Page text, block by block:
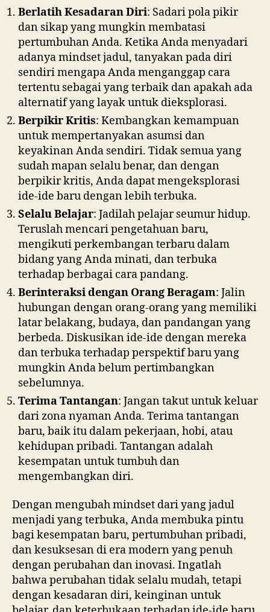
Berlatih Kesadaran Diri: Sadari pola pikir
dan sikap yang mungkin membatasi
pertumbuhan Anda. Ketika Anda menyadari
adanya mindset jadul, tanyakan pada diri
sendiri mengapa Anda menganggap cara
tertentu sebagai yang terbaik dan apakah ada
alternatif yang layak untuk dieksplorasi.
Berpikir Kritis: Kembangkan kemampuan
untuk mempertanyakan asumsi dan
keyakinan Anda sendiri. Tidak semua yang
sudah mapan selalu benar, dan dengan
berpikir kritis, Anda dapat mengeksplorasi
ide-ide baru dengan lebih terbuka.
Selalu Belajar: Jadilah pelajar seumur hidup.
Teruslah mencari pengetahuan baru,
mengikuti perkembangan terbaru dalam
bidang yang Anda minati, dan terbuka
terhadap berbagai cara pandang.
Berinteraksi dengan Orang Beragam: Jalin
hubungan dengan orang-orang yang memiliki
latar belakang, budaya, dan pandangan yang
berbeda. Diskusikan ide-ide dengan mereka
dan terbuka terhadap perspektif baru yang
mungkin Anda belum pertimbangkan
sebelumnya.
Terima Tantangan: Jangan takut untuk keluar
dari zona nyaman Anda. Terima tantangan
baru, baik itu dalam pekerjaan, hobi, atau
kehidupan pribadi. Tantangan adalah
kesempatan untuk tumbuh dan
mengembangkan diri.
Dengan mengubah mindset dari yang jadul
menjadi yang terbuka, Anda membuka pintu
bagi kesempatan baru, pertumbuhan pribadi,
dan kesuksesan di era modern yang penuh
dengan perubahan dan inovasi. Ingatlah
bahwa perubahan tidak selalu mudah, tetapi
dengan kesadaran diri, keinginan untuk